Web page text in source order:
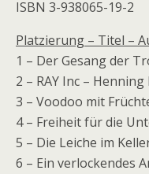
ISBN 3-938065-19-2
Platzierung – Titel –
1 – Der Gesang der
2 – RAY Inc –
3 – Voodoo mit
4 – Freiheit für die
5 – Die Leiche im
6 – Ein verlockendes